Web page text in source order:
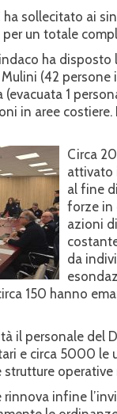
ha sollecitato ai
un totale
ha
(42 persone
(evacuata 1
in aree
Circa
attivato
al fine
forze in
azioni
da
150 hanno
il personale del
e circa 5000 le
rinnova infine